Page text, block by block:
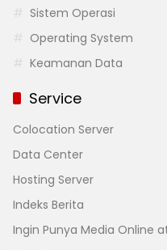
Sistem Operasi
Operating System
Keamanan Data
Service
Colocation Server
Data Center
Hosting Server
Indeks Berita
Ingin Punya Media Online